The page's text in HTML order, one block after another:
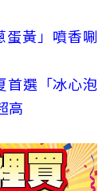
蛋黃」噴香唰
首選「冰心泡
高